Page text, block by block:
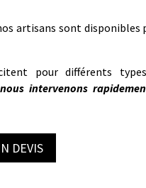
artisans sont disponibles
pour différents
intervenons
DEVIS